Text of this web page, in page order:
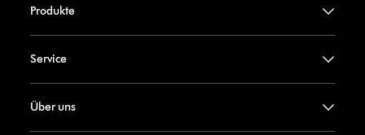
Produkte
Service
Über uns